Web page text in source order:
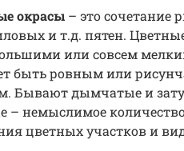
окрасы – это
и т.д. пятен.
или совсем
быть ровным или
Бывают дымчатые и
– немыслимое
цветных участков и